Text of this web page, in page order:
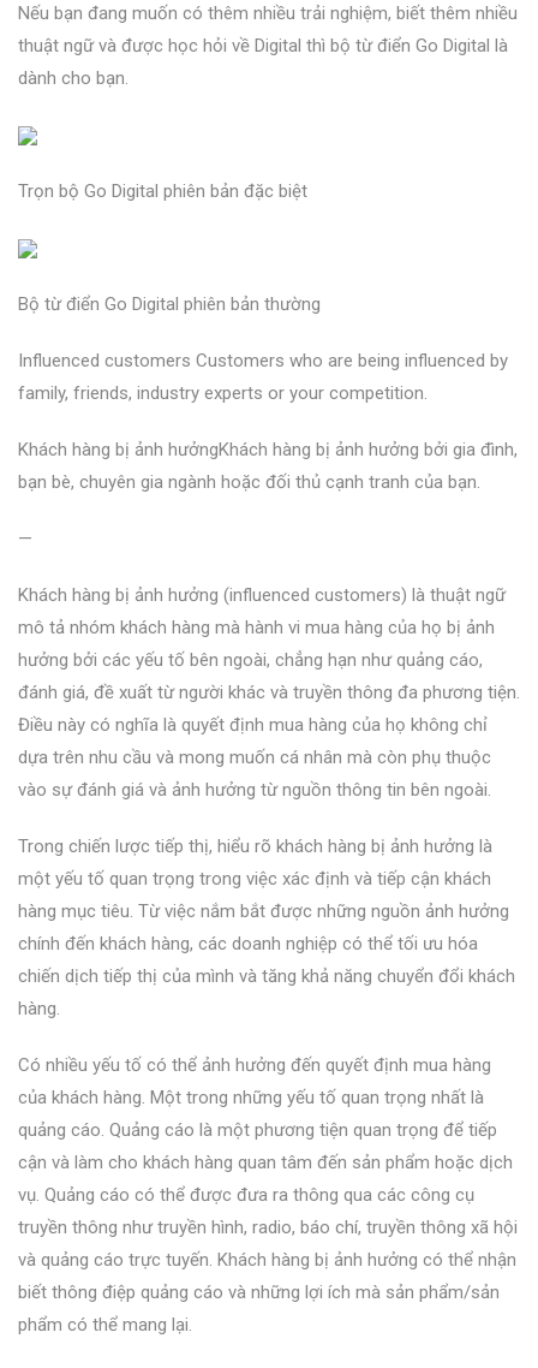
Nếu bạn đang muốn có thêm nhiều trải nghiệm, biết thêm nhiều
thuật ngữ và được học hỏi về Digital thì bộ từ điển Go Digital là
dành cho bạn.
Trọn bộ Go Digital phiên bản đặc biệt
Bộ từ điển Go Digital phiên bản thường
Influenced customers Customers who are being influenced by
family, friends, industry experts or your competition.
Khách hàng bị ảnh hưởngKhách hàng bị ảnh hưởng bởi gia đình,
bạn bè, chuyên gia ngành hoặc đối thủ cạnh tranh của bạn.
—
Khách hàng bị ảnh hưởng (influenced customers) là thuật ngữ
mô tả nhóm khách hàng mà hành vi mua hàng của họ bị ảnh
hưởng bởi các yếu tố bên ngoài, chẳng hạn như quảng cáo,
đánh giá, đề xuất từ người khác và truyền thông đa phương tiện.
Điều này có nghĩa là quyết định mua hàng của họ không chỉ
dựa trên nhu cầu và mong muốn cá nhân mà còn phụ thuộc
vào sự đánh giá và ảnh hưởng từ nguồn thông tin bên ngoài.
Trong chiến lược tiếp thị, hiểu rõ khách hàng bị ảnh hưởng là
một yếu tố quan trọng trong việc xác định và tiếp cận khách
hàng mục tiêu. Từ việc nắm bắt được những nguồn ảnh hưởng
chính đến khách hàng, các doanh nghiệp có thể tối ưu hóa
chiến dịch tiếp thị của mình và tăng khả năng chuyển đổi khách
hàng.
Có nhiều yếu tố có thể ảnh hưởng đến quyết định mua hàng
của khách hàng. Một trong những yếu tố quan trọng nhất là
quảng cáo. Quảng cáo là một phương tiện quan trọng để tiếp
cận và làm cho khách hàng quan tâm đến sản phẩm hoặc dịch
vụ. Quảng cáo có thể được đưa ra thông qua các công cụ
truyền thông như truyền hình, radio, báo chí, truyền thông xã hội
và quảng cáo trực tuyến. Khách hàng bị ảnh hưởng có thể nhận
biết thông điệp quảng cáo và những lợi ích mà sản phẩm/sản
phẩm có thể mang lại.